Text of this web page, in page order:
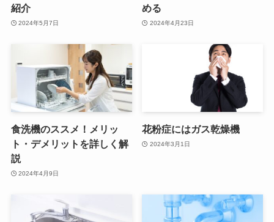
紹介
2024年5月7日
める
2024年4月23日
食洗機のススメ！メリッ
ト・デメリットを詳しく解
説
2024年4月9日
花粉症にはガス乾燥機
2024年3月1日